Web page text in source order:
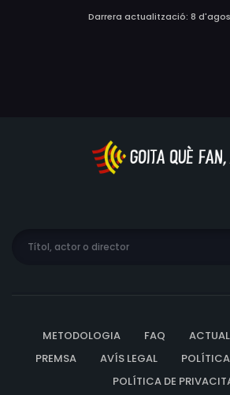
Darrera actualització: 8
METODOLOGIA FAQ
PREMSA
AVÍS LEGAL
POLÍTICA DE